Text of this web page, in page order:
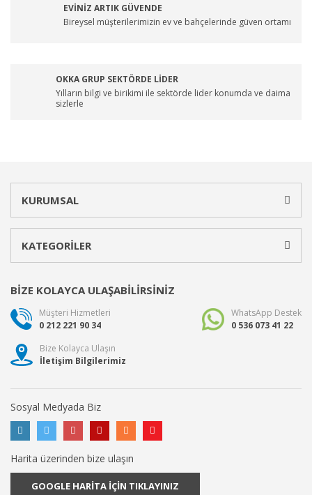
EVİNİZ ARTIK GÜVENDE
Bireysel müşterilerimizin ev ve bahçelerinde güven ortamı
OKKA GRUP SEKTÖRDE LİDER
Yılların bilgi ve birikimi ile sektörde lider konumda ve daima
sizlerle
KURUMSAL
KATEGORİLER
BİZE KOLAYCA ULAŞABİLİRSİNİZ
Müşteri Hizmetleri
0 212 221 90 34
WhatsApp Destek
0 536 073 41 22
Bize Kolayca Ulaşın
İletişim Bilgilerimiz
Sosyal Medyada Biz
Harita üzerinden bize ulaşın
GOOGLE HARİTA İÇİN TIKLAYINIZ